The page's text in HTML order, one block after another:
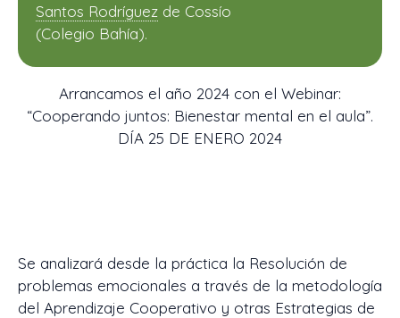
Santos Rodríguez de Cossío
(Colegio Bahía).
Arrancamos el año 2024 con el Webinar:
“Cooperando juntos: Bienestar mental en el aula”.
DÍA 25 DE ENERO 2024
Se analizará desde la práctica la Resolución de
problemas emocionales a través de la metodología
del Aprendizaje Cooperativo y otras Estrategias de